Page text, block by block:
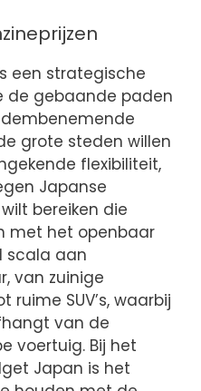
een strategische
de gebaande paden
grote steden willen
flexibiliteit,
Japanse
bereiken die
met het openbaar
scala aan
van zuinige
SUV’s, waarbij
van de
voertuig. Bij het
Japan is het